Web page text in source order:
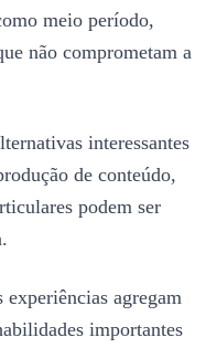
meio período,
não comprometam a
interessantes
de conteúdo,
podem ser
experiências agregam
importantes